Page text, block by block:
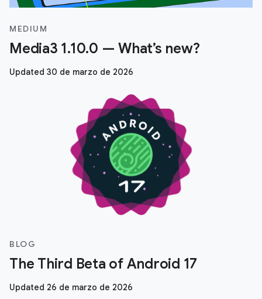
MEDIUM
Media3 1.10.0 — What’s new?
Updated 30 de marzo de 2026
BLOG
The Third Beta of Android 17
Updated 26 de marzo de 2026